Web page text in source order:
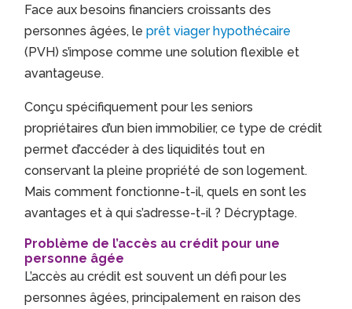
Face aux besoins financiers croissants des
personnes âgées, leprêt viager hypothécaire
(PVH) s’impose comme une solution flexible et
avantageuse.
Conçu spécifiquement pour les seniors
propriétaires d’un bien immobilier, ce type de crédit
permet d’accéder à des liquidités tout en
conservant la pleine propriété de son logement.
Mais comment fonctionne-t-il, quels en sont les
avantages et à qui s’adresse-t-il ? Décryptage.
Problème de l’accès au crédit pour une
personne âgée
L’accès au crédit est souvent un défi pour les
personnes âgées, principalement en raison des